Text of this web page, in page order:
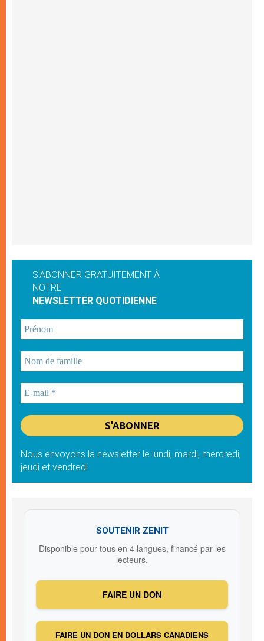
S'ABONNER GRATUITEMENT À
NOTRE
NEWSLETTER QUOTIDIENNE
Nous envoyons la newsletter le lundi, mardi, mercredi,
jeudi et vendredi
SOUTENIR ZENIT
Disponible pour tous en 4 langues, financé par les
lecteurs.
FAIRE UN DON
FAIRE UN DON EN DOLLARS CANADIENS